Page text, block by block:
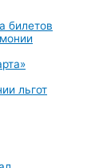
билетов
льгот